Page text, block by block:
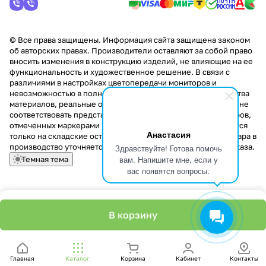
Анастасия
Здравствуйте! Готова помочь
вам. Напишите мне, если у
вас появятся вопросы.
В корзину
Главная Каталог Корзина Кабинет Контакты
© Все права защищены. Информация сайта защищена законом
об авторских правах. Производители оставляют за собой право
вносить изменения в конструкцию изделий, не влияющие на ее
функциональность и художественное решение. В связи с
различиями в настройках цветопередачи мониторов и
невозможностью в полной мере передать некоторые свойства
материалов, реальные оттенки и текстуры продукции могут не
соответствовать представленным на сайте. Стоимость товаров,
отмеченных маркерами "Скидка!" и "Акция!" распространяется
только на складские остатки. Стоимость заказа данного товара в
производство уточняется у менеджера при оформлении заказа.
Темная тема